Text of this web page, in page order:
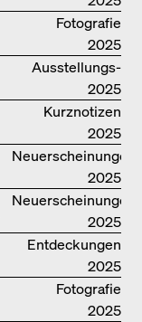
Fotografie
2025
Ausstellungs­
kataloge
2025
Kurznotizen
2025
Neuerscheinungen
2025
Neuerscheinungen
2025
Entdeckungen
2025
Fotografie
2025